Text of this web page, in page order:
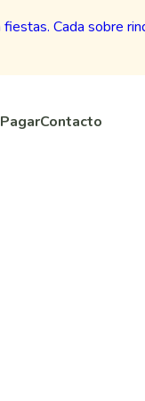
PagarContacto